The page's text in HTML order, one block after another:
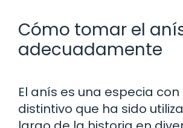
Cómo tomar el
adecuadamente
El anís es una especia
distintivo que ha sido